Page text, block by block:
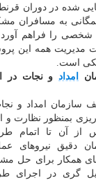
شده در دوران
به مسافران
را فراهم آورد،
مدیریت همه این
است.
امدادو نجات در
سازمان امداد و
بمنظور نظارت و
از آن تا اتمام
دقیق نیروهای
همکار برای حل
گری در اجرای